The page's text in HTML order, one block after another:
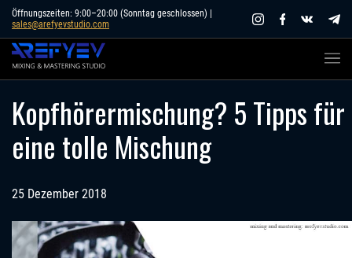
Skip
content
Öffnungszeiten: 9:00–20:00 (Sonntag geschlossen) |
sales@arefyevstudio.com
Kopfhörermischung? 5 Tipps für
eine tolle Mischung
25 Dezember 2018